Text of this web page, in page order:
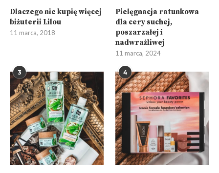
Dlaczego nie kupię więcej
biżuterii Lilou
11 marca, 2018
Pielęgnacja ratunkowa
dla cery suchej,
poszarzałej i
nadwrażliwej
11 marca, 2024
3 4